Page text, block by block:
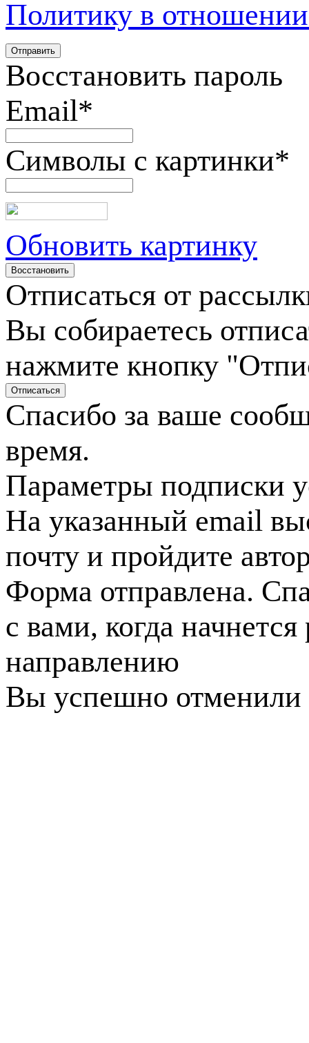
Политику в
Восстановить пароль
Email*
Символы с картинки*
Обновить картинку
Отписаться от
Вы собираетесь
нажмите кнопку
Спасибо за ваше
время.
Параметры подписки
На указанный email
почту и пройдите
Форма отправлена.
с вами, когда
направлению
Вы успешно отменили